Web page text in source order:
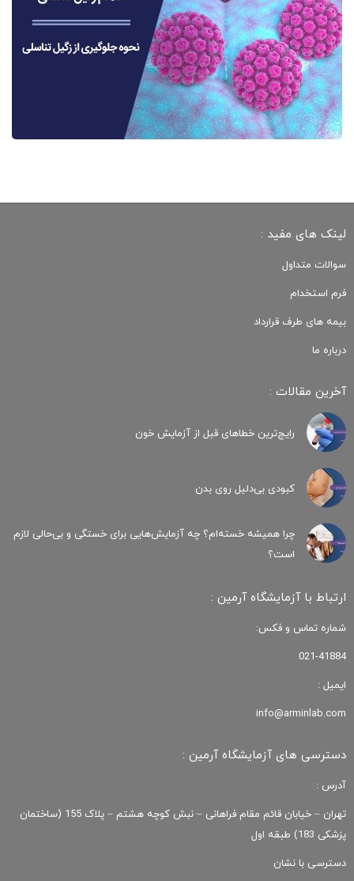
لینک های مفید :
سوالات متداول
فرم استخدام
بیمه های طرف قرارداد
درباره ما
آخرین مقالات :
رایج‌ترین خطاهای قبل از آزمایش خون
کبودی‌ بی‌دلیل روی بدن
چرا همیشه خسته‌ام؟ چه آزمایش‌هایی برای خستگی و بی‌حالی لازم
است؟
ارتباط با آزمایشگاه آرمین :
شماره تماس و فکس:
021-41884
ایمیل :
info@arminlab.com
دسترسی های آزمایشگاه آرمین :
آدرس :
تهران – خیابان قائم مقام فراهانی – نبش کوچه هشتم – پلاک 155 (ساختمان
پزشکی 183) طبقه اول
دسترسی با نشان